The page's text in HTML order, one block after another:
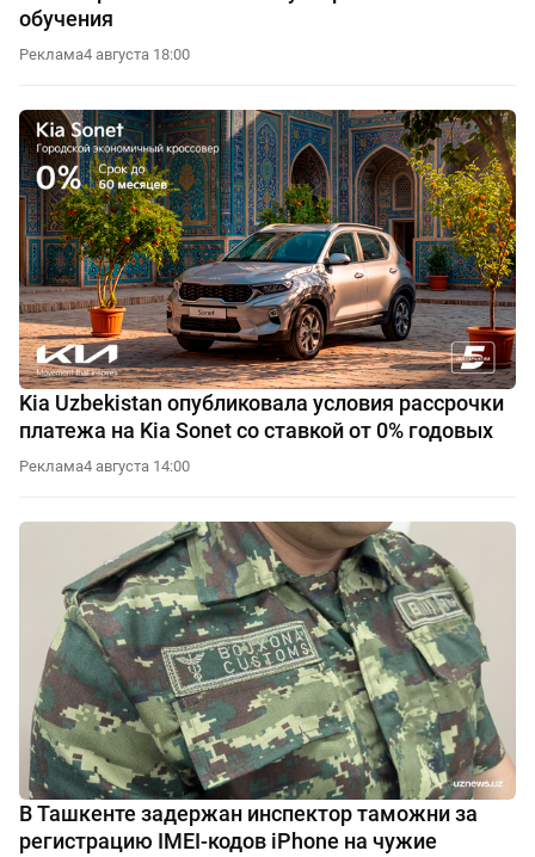
обучения
Реклама4 августа 18:00
Kia Uzbekistan опубликовала условия рассрочки
платежа на Kia Sonet со ставкой от 0% годовых
Реклама4 августа 14:00
В Ташкенте задержан инспектор таможни за
регистрацию IMEI-кодов iPhone на чужие